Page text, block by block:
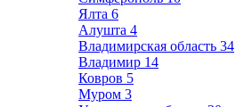
Ялта 6
Алушта 4
Владимирская область 34
Владимир 14
Ковров 5
Муром 3